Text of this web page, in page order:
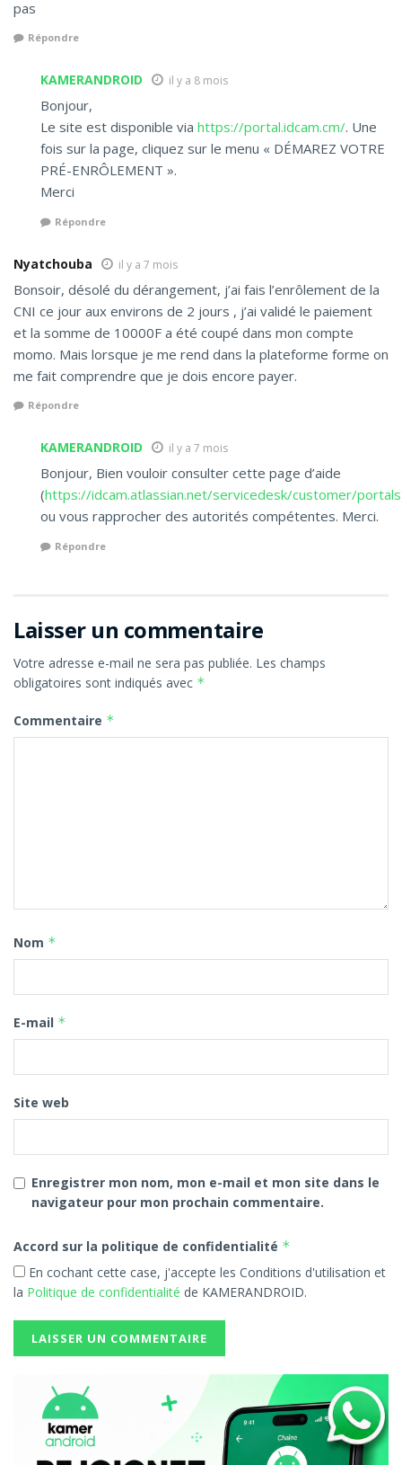
pas
Répondre
KAMERANDROID il y a 8 mois
Bonjour,
Le site est disponible via https://portal.idcam.cm/. Une
fois sur la page, cliquez sur le menu « DÉMAREZ VOTRE
PRÉ-ENRÔLEMENT ».
Merci
Répondre
Nyatchouba il y a 7 mois
Bonsoir, désolé du dérangement, j’ai fais l’enrôlement de la
CNI ce jour aux environs de 2 jours , j’ai validé le paiement
et la somme de 10000F a été coupé dans mon compte
momo. Mais lorsque je me rend dans la plateforme forme on
me fait comprendre que je dois encore payer.
Répondre
KAMERANDROID il y a 7 mois
Bonjour, Bien vouloir consulter cette page d’aide
(https://idcam.atlassian.net/servicedesk/customer/portals
ou vous rapprocher des autorités compétentes. Merci.
Répondre
Laisser un commentaire
Votre adresse e-mail ne sera pas publiée. Les champs
obligatoires sont indiqués avec *
Commentaire *
Nom *
E-mail *
Site web
Enregistrer mon nom, mon e-mail et mon site dans le
navigateur pour mon prochain commentaire.
Accord sur la politique de confidentialité *
En cochant cette case, j'accepte les Conditions d'utilisation et
la Politique de confidentialité de KAMERANDROID.